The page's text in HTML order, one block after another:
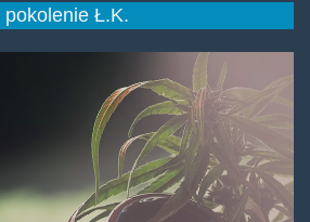
pokolenie Ł.K.